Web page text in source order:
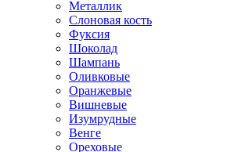
Металлик
Слоновая кость
Фуксия
Шоколад
Шампань
Оливковые
Оранжевые
Вишневые
Изумрудные
Венге
Ореховые